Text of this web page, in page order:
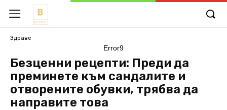
Здраве
Error9
Безценни рецепти: Преди да
преминете към сандалите и
отворените обувки, трябва да
направите това